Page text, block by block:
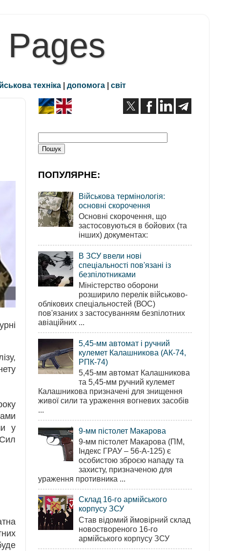
техніка | допомога | світ
у
ПОПУЛЯРНЕ:
Військова термінологія:
основні скорочення
Основні скорочення, що
застосовуються в бойових (та
інших) документах:
В ЗСУ ввели нові
спеціальності пов'язані із
безпілотниками
Міністерство оборони
розширило перелік військово-
облікових спеціальностей (ВОС)
пов'язаних з застосуванням безпілотних
авіаційних ...
5,45-мм автомат і ручний
кулемет Калашникова (АК-74,
РПК-74)
5,45-мм автомат Калашникова
та 5,45-мм ручний кулемет
Калашникова призначені для знищення
живої сили та ураження вогневих засобів
...
9-мм пістолет Макарова
9-мм пістолет Макарова (ПМ,
Індекс ГРАУ – 56-А-125) є
особистою зброєю нападу та
захисту, призначеною для
ураження противника ...
Склад 16-го армійського
корпусу ЗСУ
Став відомий ймовірний склад
новоствореного 16-го
армійського корпусу ЗСУ